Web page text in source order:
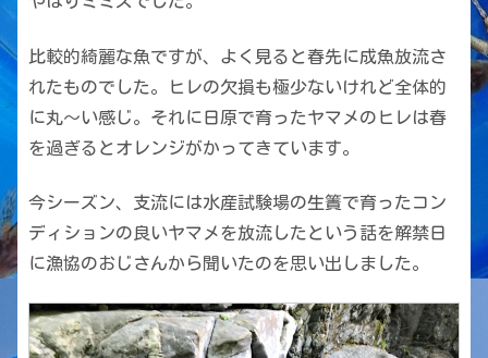
比較的綺麗な魚ですが、よく見ると春先に成魚放流さ
れたものでした。ヒレの欠損も極少ないけれど全体的
に丸〜い感じ。それに日原で育ったヤマメのヒレは春
を過ぎるとオレンジがかってきています。
今シーズン、支流には水産試験場の生簀で育ったコン
ディションの良いヤマメを放流したという話を解禁日
に漁協のおじさんから聞いたのを思い出しました。